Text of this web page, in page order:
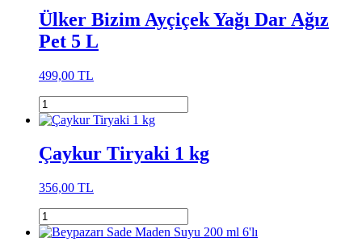
Ülker Bizim Ayçiçek Yağı Dar Ağız
Pet 5 L
499,00 TL
Çaykur Tiryaki 1 kg
356,00 TL